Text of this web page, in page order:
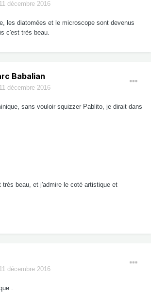
décembre 2016
les diatomées et le microscope sont devenus
c'est très beau.
Babalian
décembre 2016
sans vouloir squizzer Pablito, je dirait dans
très beau, et j'admire le coté artistique et
décembre 2016
: